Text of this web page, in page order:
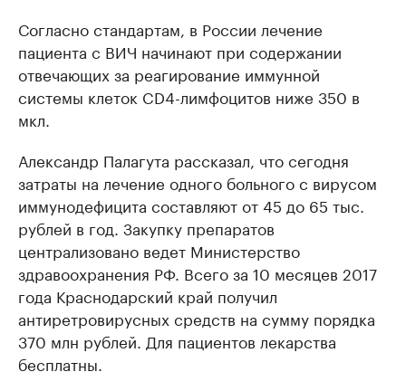
Согласно стандартам, в России лечение
пациента с ВИЧ начинают при содержании
отвечающих за реагирование иммунной
системы клеток CD4-лимфоцитов ниже 350 в
мкл.
Александр Палагута рассказал, что сегодня
затраты на лечение одного больного с вирусом
иммунодефицита составляют от 45 до 65 тыс.
рублей в год. Закупку препаратов
централизовано ведет Министерство
здравоохранения РФ. Всего за 10 месяцев 2017
года Краснодарский край получил
антиретровирусных средств на сумму порядка
370 млн рублей. Для пациентов лекарства
бесплатны.